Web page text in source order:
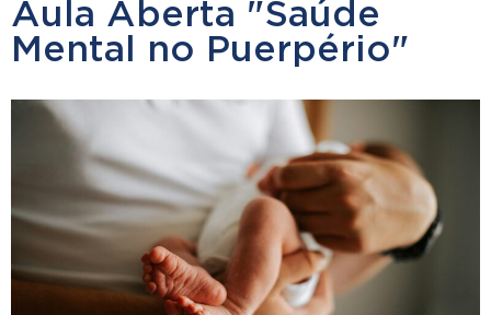
Aula Aberta "Saúde
Mental no Puerpério"